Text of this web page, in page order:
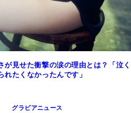
が見せた衝撃の涙の理由とは？「泣く
れたくなかったんです」
グラビアニュース